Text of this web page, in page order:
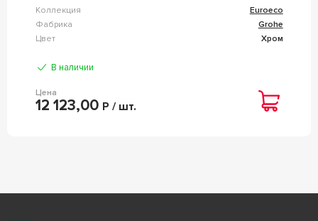
Коллекция
Euroeco
Фабрика
Grohe
Цвет
Хром
В наличии
Цена
12 123,00 Р / шт.